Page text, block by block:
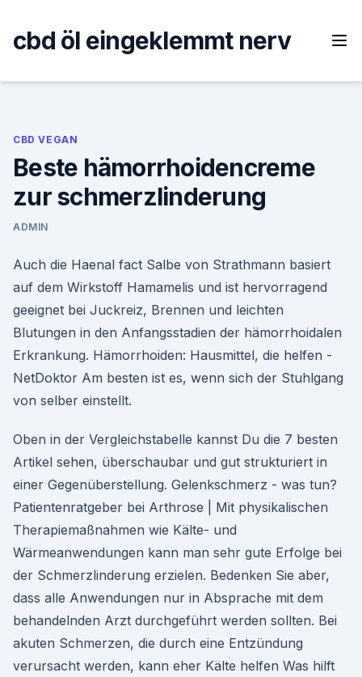
content
cbd öl eingeklemmt nerv
CBD VEGAN
Beste hämorrhoidencreme
zur schmerzlinderung
ADMIN
Auch die Haenal fact Salbe von Strathmann basiert
auf dem Wirkstoff Hamamelis und ist hervorragend
geeignet bei Juckreiz, Brennen und leichten
Blutungen in den Anfangsstadien der hämorrhoidalen
Erkrankung. Hämorrhoiden: Hausmittel, die helfen -
NetDoktor Am besten ist es, wenn sich der Stuhlgang
von selber einstellt.
Oben in der Vergleichstabelle kannst Du die 7 besten
Artikel sehen, überschaubar und gut strukturiert in
einer Gegenüberstellung. Gelenkschmerz - was tun?
Patientenratgeber bei Arthrose | Mit physikalischen
Therapiemaßnahmen wie Kälte- und
Wärmeanwendungen kann man sehr gute Erfolge bei
der Schmerzlinderung erzielen. Bedenken Sie aber,
dass alle Anwendungen nur in Absprache mit dem
behandelnden Arzt durchgeführt werden sollten. Bei
akuten Schmerzen, die durch eine Entzündung
verursacht werden, kann eher Kälte helfen Was hilft